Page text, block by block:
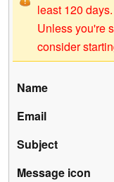
least 120 days.
Unless you're
consider
Name
Email
Subject
Message icon